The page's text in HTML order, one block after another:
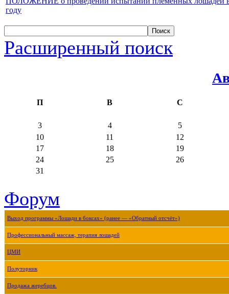
году
Расширенный поиск
П В С
3 4
5
10
11
12
17
18
19
24
25
26
31
Форум
Выход программы «Лошади в боксах» (ранее — «Обратный отсчёт»)
Профессиональный массаж, терапия лошадей
ЦМИ
Полуторник
Продажа жеребцов.